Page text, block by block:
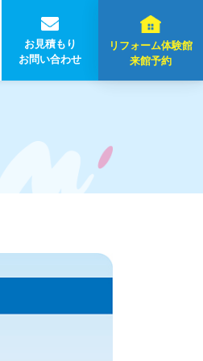
お見積もり
お問い合わせ
リフォーム体験館
来館予約